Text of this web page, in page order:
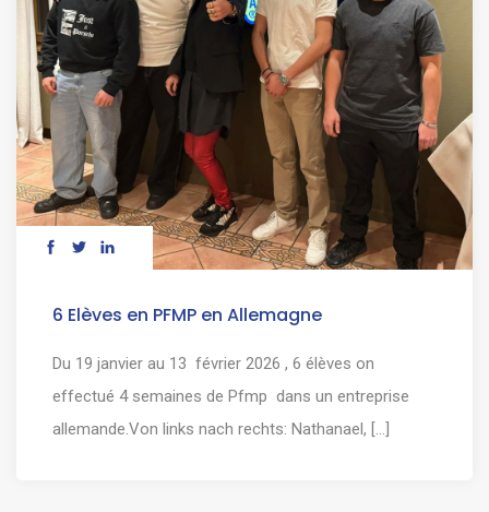
6 Elèves en PFMP en Allemagne
Du 19 janvier au 13 février 2026 , 6 élèves on
effectué 4 semaines de Pfmp dans un entreprise
allemande.Von links nach rechts: Nathanael, [...]